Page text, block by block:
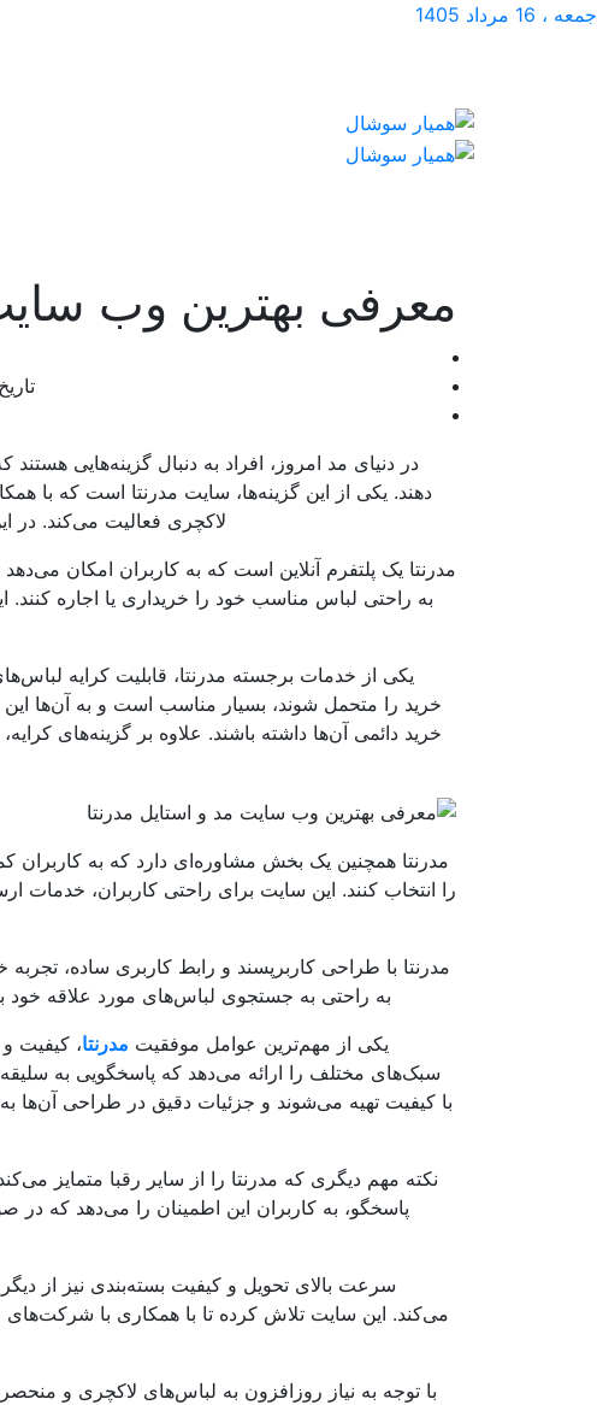
جمعه ، 16 مرداد 1405
معرفی بهترین وب
تاریخ
در دنیای مد امروز، افراد به دنبال گزینه‌هایی
دهند. یکی از این گزینه‌ها، سایت مدرنتا است که با
لاکچری فعالیت می‌کند. در
مدرنتا یک پلتفرم آنلاین است که به کاربران امکان
به راحتی لباس مناسب خود را خریداری یا اجاره کنند.
یکی از خدمات برجسته مدرنتا، قابلیت کرایه
خرید را متحمل شوند، بسیار مناسب است و به آن‌ها این
خرید دائمی آن‌ها داشته باشند. علاوه بر گزینه‌های
مدرنتا همچنین یک بخش مشاوره‌ای دارد که به
را انتخاب کنند. این سایت برای راحتی کاربران، خدمات
مدرنتا با طراحی کاربرپسند و رابط کاربری ساده، تجربه
به راحتی به جستجوی لباس‌های مورد علاقه خود
یکی از مهم‌ترین عوامل موفقیت مدرنتا، کیفیت
سبک‌های مختلف را ارائه می‌دهد که پاسخگویی به
با کیفیت تهیه می‌شوند و جزئیات دقیق در طراحی آن‌ها
نکته مهم دیگری که مدرنتا را از سایر رقبا متمایز
پاسخگو، به کاربران این اطمینان را می‌دهد که در
سرعت بالای تحویل و کیفیت بسته‌بندی نیز از
می‌کند. این سایت تلاش کرده تا با همکاری با شرکت‌های
با توجه به نیاز روزافزون به لباس‌های لاکچری و